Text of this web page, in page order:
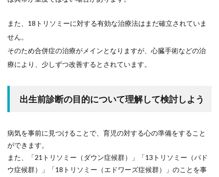
また、18トリソミーに対する有効な治療法はまだ確立されていま
せん。
そのため合併症の治療がメインとなりますが、心臓手術などの治
療により、少しずつ改善するとされています。
出生前診断の目的について理解して検討しよう
病気を事前に見つけることで、育児の対する心の準備をすること
ができます。
また、「21トリソミー（ダウン症候群）」「13トリソミー（パド
ウ症候群）」「18トリソミー（エドワーズ症候群）」のことを事